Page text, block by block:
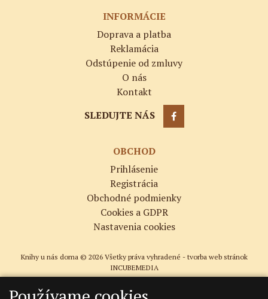
INFORMÁCIE
Doprava a platba
Reklamácia
Odstúpenie od zmluvy
O nás
Kontakt
SLEDUJTE NÁS
OBCHOD
Prihlásenie
Registrácia
Obchodné podmienky
Cookies a GDPR
Nastavenia cookies
Knihy u nás doma © 2026 Všetky práva vyhradené - tvorba web stránok
INCUBEMEDIA